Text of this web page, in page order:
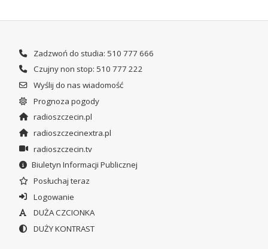
Zadzwoń do studia: 510 777 666
Czujny non stop: 510 777 222
Wyślij do nas wiadomość
Prognoza pogody
radioszczecin.pl
radioszczecinextra.pl
radioszczecin.tv
Biuletyn Informacji Publicznej
Posłuchaj teraz
Logowanie
DUŻA CZCIONKA
DUŻY KONTRAST